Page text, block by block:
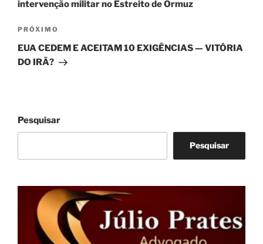
intervenção militar no Estreito de Ormuz
Próximo
post
PRÓXIMO
EUA CEDEM E ACEITAM 10 EXIGÊNCIAS — VITÓRIA
DO IRÃ?
Pesquisar
Pesquisar